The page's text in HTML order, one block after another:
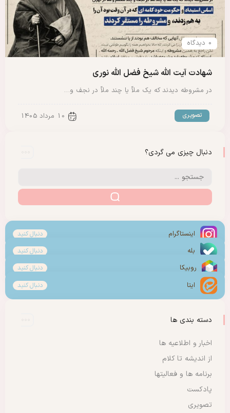
0 دیدگاه
شهادت آیت الله شیخ فضل الله نوری
در مشروطه دیدند که یک ملاّ یا چند ملاّ در نجف و…
تصویری 10 مرداد 1405
دنبال چیزی می گردی؟
اینستاگرام دنبال کنید
بله دنبال کنید
روبیکا دنبال کنید
ایتا دنبال کنید
دسته بندی ها
اخبار و اطلاعیه ها
از اندیشه تا کلام
برنامه ها و فعالیتها
پادکست
تصویری